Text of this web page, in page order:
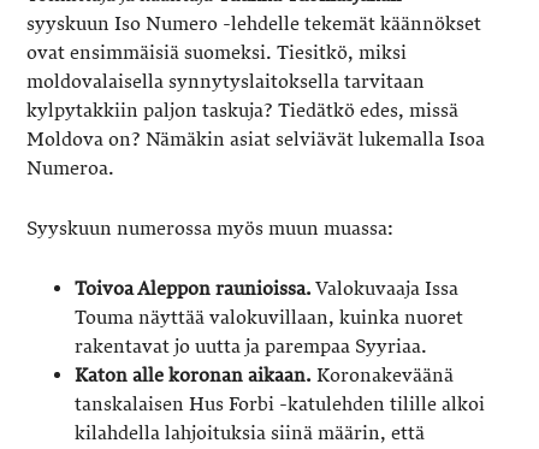
syyskuun Iso Numero -lehdelle tekemät käännökset
ovat ensimmäisiä suomeksi. Tiesitkö, miksi
moldovalaisella synnytyslaitoksella tarvitaan
kylpytakkiin paljon taskuja? Tiedätkö edes, missä
Moldova on? Nämäkin asiat selviävät lukemalla Isoa
Numeroa.
Syyskuun numerossa myös muun muassa:
Toivoa Aleppon raunioissa.Valokuvaaja Issa
Touma näyttää valokuvillaan, kuinka nuoret
rakentavat jo uutta ja parempaa Syyriaa.
Katon alle koronan aikaan.Koronakeväänä
tanskalaisen Hus Forbi -katulehden tilille alkoi
kilahdella lahjoituksia siinä määrin, että